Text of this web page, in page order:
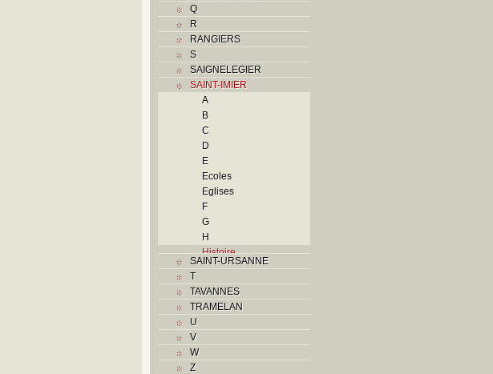
Q
R
RANGIERS
S
SAIGNELEGIER
SAINT-IMIER
A
B
C
D
E
Ecoles
Eglises
F
G
H
Histoire
I
J
K
SAINT-URSANNE
T
TAVANNES
TRAMELAN
U
V
W
Z